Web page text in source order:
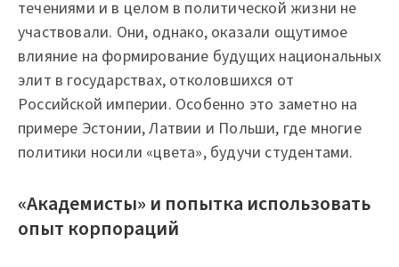
течениями и в целом в политической жизни не
участвовали. Они, однако, оказали ощутимое
влияние на формирование будущих национальных
элит в государствах, отколовшихся от
Российской империи. Особенно это заметно на
примере Эстонии, Латвии и Польши, где многие
политики носили «цвета», будучи студентами.
«Академисты» и попытка использовать
опыт корпораций